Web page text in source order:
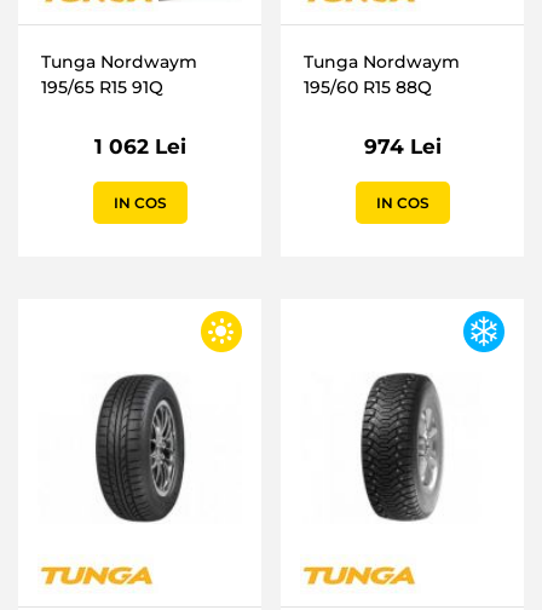
Tunga Nordwaym
195/65 R15 91Q
1 062 Lei
IN COS
Tunga Nordwaym
195/60 R15 88Q
974 Lei
IN COS